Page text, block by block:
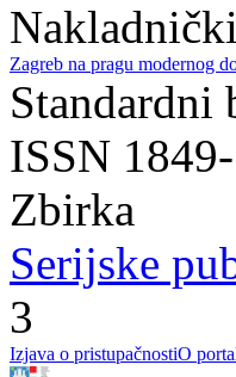
Zagreb na pragu modernog
Standardni
ISSN
Zbirka
Serijske
3
Izjava o pristupačnostiO